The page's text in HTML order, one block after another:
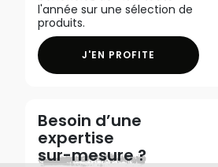
l'année sur une sélection de
produits.
J'EN PROFITE
Besoin d’une
expertise
sur-mesure ?